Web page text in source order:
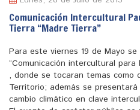
"Maestría
Comunicación Intercultural
Tierra “Madre Tierra”
Para este viernes 19 de Mayo
“Comunicación intercultural
, donde se tocaran temas como
Territorio; además se
cambio climático en clave